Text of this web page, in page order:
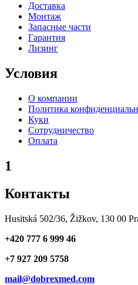
Доставка
Монтаж
Запасные части
Гарантия
Лизинг
Условия
О компании
Политика
Куки
Сотрудничество
Оплата
1
Контакты
Husitská 502/36, Žižkov, 130 00
+420 777 6 999 46
+7 927 209 5758
mail@dobrexmed.com